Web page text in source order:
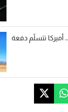
أميركا تتسلّم دفعة